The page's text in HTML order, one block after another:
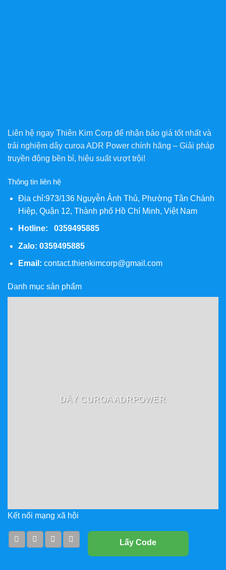
Liên hệ ngay Thiên Kim Corp để nhận báo giá tốt nhất và
trải nghiệm dây curoa ADR Power chính hãng – Giải pháp
truyền động bền bỉ, hiệu suất vượt trội!
Thông tin liên hệ
Địa chỉ:973/136 Nguyễn Ảnh Thủ, Phường Tân Chánh
Hiệp, Quận 12, Thành phố Hồ Chí Minh, Việt Nam
Hotline: 0359495885
Zalo: 0359495885
Email: contact.thienkimcorp@gmail.com
Danh mục sản phẩm
DÂY CUROA ADRPOWER
Kết nối mạng xã hội
Lấy Code